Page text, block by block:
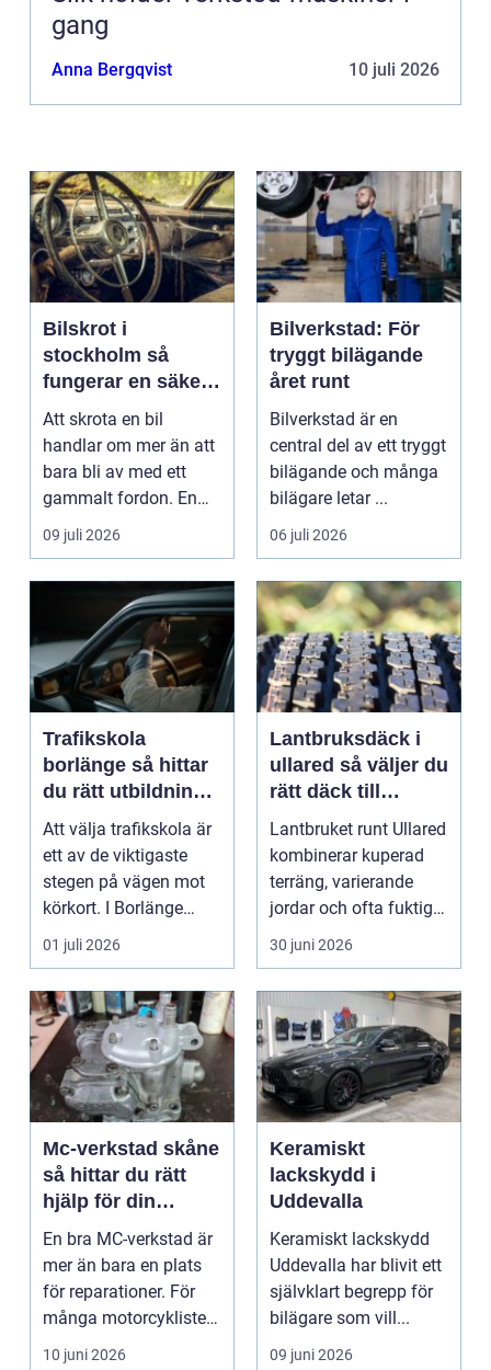
gang
Anna Bergqvist 10 juli 2026
Bilskrot i
stockholm så
fungerar en säker
och miljövänlig
skrotning
Att skrota en bil
handlar om mer än att
bara bli av med ett
gammalt fordon. En
genomtänkt skrotning
09 juli 2026
Bilverkstad: För
tryggt bilägande
året runt
Bilverkstad är en
central del av ett tryggt
bilägande och många
bilägare letar ...
06 juli 2026
Trafikskola
borlänge så hittar
du rätt utbildning
till körkortet
Att välja trafikskola är
ett av de viktigaste
stegen på vägen mot
körkort. I Borlänge
finns flera al...
01 juli 2026
Lantbruksdäck i
ullared så väljer du
rätt däck till
gårdens maskiner
Lantbruket runt Ullared
kombinerar kuperad
terräng, varierande
jordar och ofta fuktigt
väder. Valet ...
30 juni 2026
Mc-verkstad skåne
så hittar du rätt
hjälp för din
motorcykel
En bra MC-verkstad är
mer än bara en plats
för reparationer. För
många motorcyklister
handlar det om...
10 juni 2026
Keramiskt
lackskydd i
Uddevalla
Keramiskt lackskydd
Uddevalla har blivit ett
självklart begrepp för
bilägare som vill...
09 juni 2026